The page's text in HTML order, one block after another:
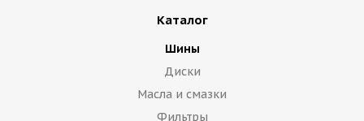
Каталог
Шины
Диски
Масла и смазки
Фильтры